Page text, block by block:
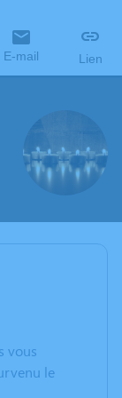
E-mail Lien
vous
le